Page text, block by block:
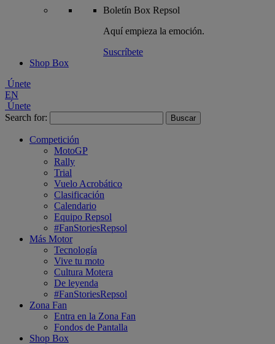
Boletín Box Repsol
Aquí empieza la emoción.
Suscríbete
Shop Box
Únete
EN
Únete
Search for:
Competición
MotoGP
Rally
Trial
Vuelo Acrobático
Clasificación
Calendario
Equipo Repsol
#FanStoriesRepsol
Más Motor
Tecnología
Vive tu moto
Cultura Motera
De leyenda
#FanStoriesRepsol
Zona Fan
Entra en la Zona Fan
Fondos de Pantalla
Shop Box